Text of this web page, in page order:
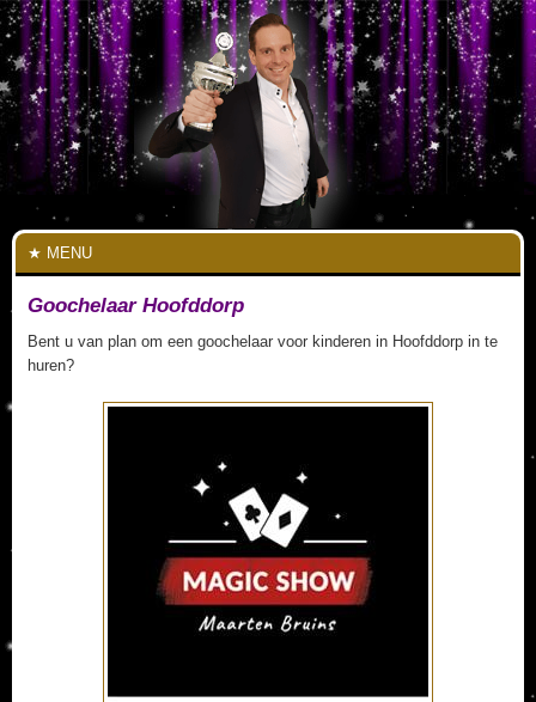
MENU
Goochelaar Hoofddorp
Bent u van plan om een goochelaar voor kinderen in Hoofddorp in te
huren?